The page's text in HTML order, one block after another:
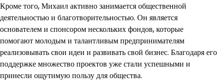
Кроме того, Михаил активно занимается общественной
деятельностью и благотворительностью. Он является
основателем и спонсором нескольких фондов, которые
помогают молодым и талантливым предпринимателям
реализовывать свои идеи и развивать свой бизнес. Благодаря его
поддержке множество проектов уже стали успешными и
принесли ощутимую пользу для общества.